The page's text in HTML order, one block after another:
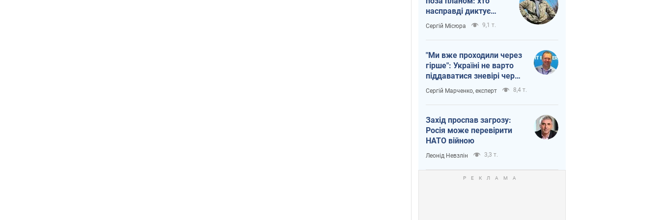
насправді диктує
темп війни
Сергій Місюра 9,1 т.
"Ми вже проходили через
гірше": Україні не варто
піддаватися зневірі через
ракетний терор
Сергій Марченко, експерт 8,4 т.
Захід проспав загрозу:
Росія може перевірити
НАТО війною
Леонід Невзлін 3,3 т.